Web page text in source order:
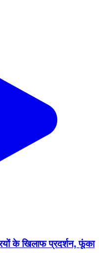
के खिलाफ प्रदर्शन, फूंका